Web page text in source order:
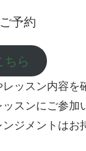
予約
ちら
ッスン内容を
スンにご参加
ジメントはお